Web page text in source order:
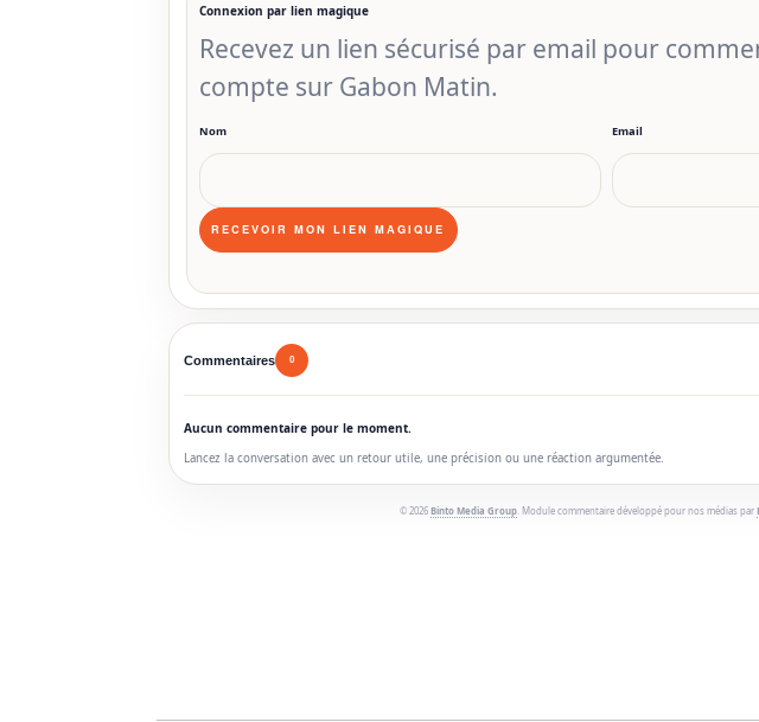
Connexion par lien magique
Recevez un lien sécurisé par email pour
compte sur Gabon Matin.
Nom Email
Commentaires 0
Aucun commentaire pour le moment.
Lancez la conversation avec un retour utile, une précision ou une réaction argumentée.
© 2026 Binto Media Group. Module commentaire développé pour nos médias par